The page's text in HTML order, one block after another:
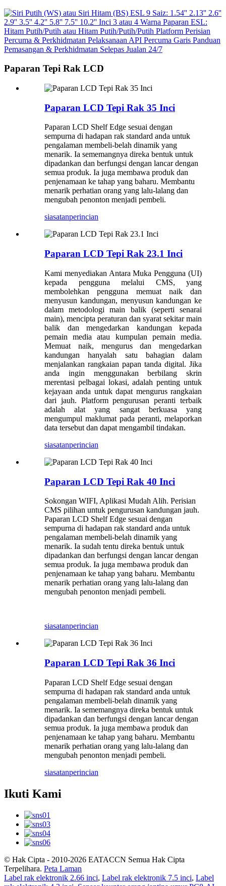
Paparan Tepi Rak LCD
Paparan LCD Tepi Rak 35 Inci
Paparan LCD Shelf Edge sesuai dengan
sempurna di hadapan rak standard anda untuk
pengalaman membeli-belah dinamik yang
menarik. Ia sememangnya direka bentuk untuk
dipadankan dan berfungsi dengan lancar dengan
semua produk. Ia juga membawa produk dan
penjenamaan ke tahap yang baharu. Membantu
menarik perhatian orang yang lalu-lalang dan
mengubah penonton menjadi pembeli.
siasatanperincian
Paparan LCD Tepi Rak 23.1 Inci
Kami menyediakan Antara Muka Pengguna (UI)
kepada pengguna melalui CMS, yang
membolehkan pengguna memuat naik dan
menyusun kandungan, menyusun kandungan ke
dalam metodologi main balik (seperti senarai
main), mencipta peraturan dan syarat sekitar main
balik dan mengedarkan kandungan kepada
pemain media atau kumpulan pemain media.
Memuat naik, mengurus dan mengedarkan
kandungan hanyalah satu bahagian dalam
menjalankan rangkaian papan tanda digital. Jika
anda ingin menggunakan berbilang skrin
merentasi pelbagai lokasi, adalah penting untuk
kejayaan anda untuk dapat mengurus rangkaian
dari jauh. Platform pengurusan peranti terbaik
adalah alat yang sangat berkuasa yang
mengumpul maklumat pada peranti, melaporkan
data tersebut dan dapat mengambil tindakan.
siasatanperincian
Paparan LCD Tepi Rak 40 Inci
Sokongan WIFI, Aplikasi Mudah Alih. Perisian
CMS pilihan untuk pengurusan kandungan jauh.
Paparan LCD Shelf Edge sesuai dengan
sempurna di hadapan rak standard anda untuk
pengalaman membeli-belah dinamik yang
menarik. Ia sudah tentu direka bentuk untuk
dipadankan dan berfungsi dengan lancar dengan
semua produk. Ia juga membawa produk dan
penjenamaan ke tahap yang baharu. Membantu
menarik perhatian orang yang lalu-lalang dan
mengubah penonton menjadi pembeli.
siasatanperincian
Paparan LCD Tepi Rak 36 Inci
Paparan LCD Shelf Edge sesuai dengan
sempurna di hadapan rak standard anda untuk
pengalaman membeli-belah dinamik yang
menarik. Ia sememangnya direka bentuk untuk
dipadankan dan berfungsi dengan lancar dengan
semua produk. Ia juga membawa produk dan
penjenamaan ke tahap yang baharu. Membantu
menarik perhatian orang yang lalu-lalang dan
mengubah penonton menjadi pembeli.
siasatanperincian
Ikuti Kami
© Hak Cipta - 2010-2026 EATACCN Semua Hak Cipta
Terpelihara. Peta Laman
Label rak elektronik 2.66 inci, Label rak elektronik 7.5 inci, Label